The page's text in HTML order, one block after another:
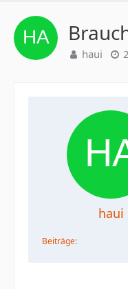
haui
haui
Beiträge